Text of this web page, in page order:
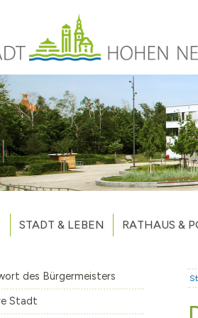
STADT & LEBEN
Unsere Stadt
Aktuelles
Weitere
RATHAUS &
des Bürgermeisters
Stadt